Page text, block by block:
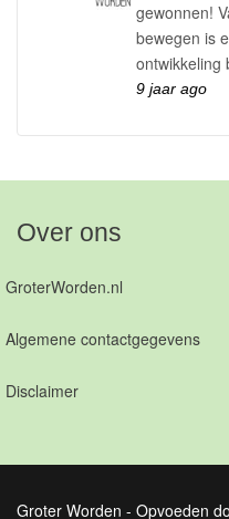
gewonnen!
bewegen is
ontwikkeling
9 jaar ago
Over ons
GroterWorden.nl
Algemene contactgegevens
Disclaimer
Groter Worden - Opvoeden